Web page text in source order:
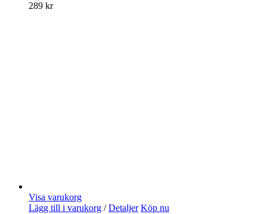
289 kr
Visa varukorg
Lägg till i varukorg / Detaljer Köp nu